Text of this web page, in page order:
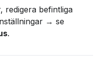
redigera befintliga
→ se
.